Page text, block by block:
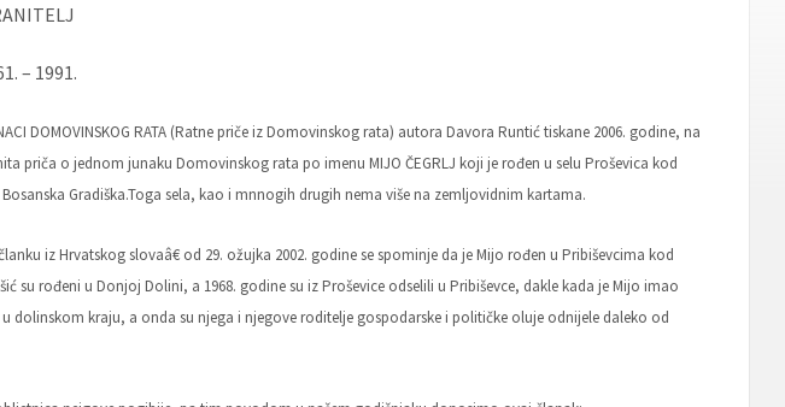
– 1991.
DOMOVINSKOG RATA (Ratne priče iz Domovinskog rata) autora Davora Runtić tiskane 2006. godine, na
priča o jednom junaku Domovinskog rata po imenu MIJO ČEGRLJ koji je rođen u selu Proševica kod
Gradiška.Toga sela, kao i mnnogih drugih nema više na zemljovidnim kartama.
iz Hrvatskog slovaâ€ od 29. ožujka 2002. godine se spominje da je Mijo rođen u Pribiševcima kod
su rođeni u Donjoj Dolini, a 1968. godine su iz Proševice odselili u Pribiševce, dakle kada je Mijo imao
dolinskom kraju, a onda su njega i njegove roditelje gospodarske i političke oluje odnijele daleko od